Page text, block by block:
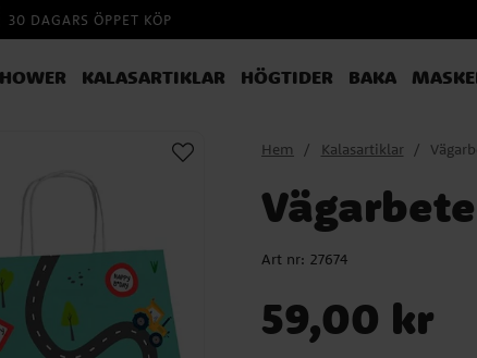
30 DAGARS ÖPPET KÖP
KALASARTIKLAR HÖGTIDER BAKA
Hem Kalasartiklar
Art nr: 27674
59,00 kr